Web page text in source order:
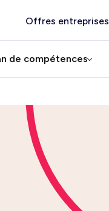
Offres entreprises
de compétences